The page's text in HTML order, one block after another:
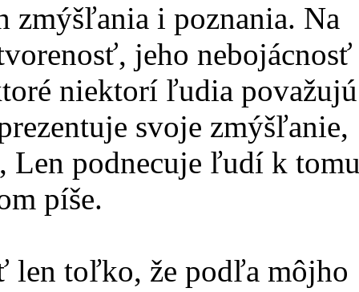
zmýšľania i poznania. Na
jeho nebojácnosť
niektorí ľudia považujú
svoje zmýšľanie,
Len podnecuje ľudí k
píše.
len toľko, že podľa môjho